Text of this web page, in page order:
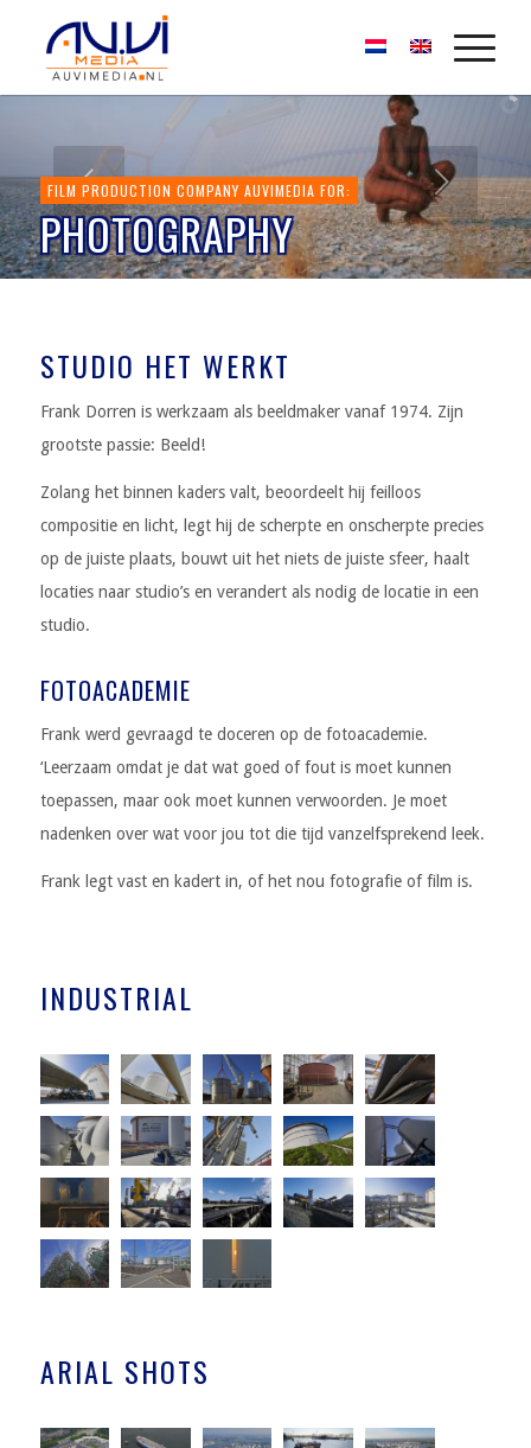
FILM PRODUCTION COMPANY AUVIMEDIA FOR:
PHOTOGRAPHY
STUDIO HET WERKT
Frank Dorren is werkzaam als beeldmaker vanaf 1974. Zijn
grootste passie: Beeld!
Zolang het binnen kaders valt, beoordeelt hij feilloos
compositie en licht, legt hij de scherpte en onscherpte precies
op de juiste plaats, bouwt uit het niets de juiste sfeer, haalt
locaties naar studio’s en verandert als nodig de locatie in een
studio.
FOTOACADEMIE
Frank werd gevraagd te doceren op de fotoacademie.
‘Leerzaam omdat je dat wat goed of fout is moet kunnen
toepassen, maar ook moet kunnen verwoorden. Je moet
nadenken over wat voor jou tot die tijd vanzelfsprekend leek.
Frank legt vast en kadert in, of het nou fotografie of film is.
INDUSTRIAL
ARIAL SHOTS